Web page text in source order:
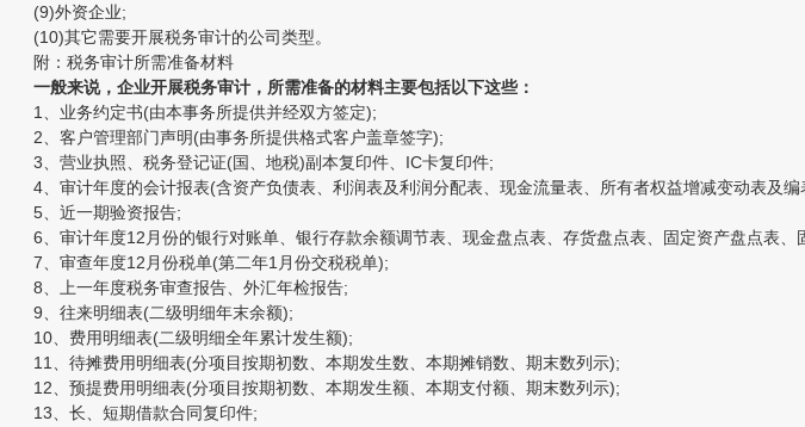
(9)外资企业;
(10)其它需要开展税务审计的公司类型。
附：税务审计所需准备材料
一般来说，企业开展税务审计，所需准备的材料主要包括以下这些：
1、业务约定书(由本事务所提供并经双方签定);
2、客户管理部门声明(由事务所提供格式客户盖章签字);
3、营业执照、税务登记证(国、地税)副本复印件、IC卡复印件;
4、审计年度的会计报表(含资产负债表、利润表及利润分配表、现金流量表、所有者权益增减变动表及编
5、近一期验资报告;
6、审计年度12月份的银行对账单、银行存款余额调节表、现金盘点表、存货盘点表、固定资产盘点表、
7、审查年度12月份税单(第二年1月份交税税单);
8、上一年度税务审查报告、外汇年检报告;
9、往来明细表(二级明细年末余额);
10、费用明细表(二级明细全年累计发生额);
11、待摊费用明细表(分项目按期初数、本期发生数、本期摊销数、期末数列示);
12、预提费用明细表(分项目按期初数、本期发生额、本期支付额、期末数列示);
13、长、短期借款合同复印件;